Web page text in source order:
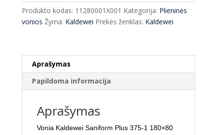
Saniform
Produkto kodas: 11280001X001 Kategorija: Plieninės
vonios Žyma: Kaldewei Prekės ženklas: Kaldewei
Aprašymas
Papildoma informacija
Aprašymas
Vonia Kaldewei Saniform Plus 375-1 180×80